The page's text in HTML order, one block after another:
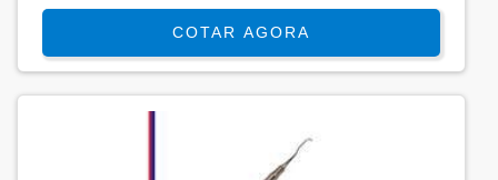
COTAR AGORA